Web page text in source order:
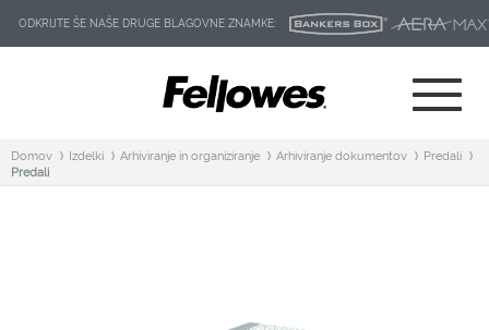
ODKRIJTE ŠE NAŠE DRUGE BLAGOVNE ZNAMKE:
Domov Izdelki Arhiviranje in organiziranje Arhiviranje dokumentov
Predali
Predali